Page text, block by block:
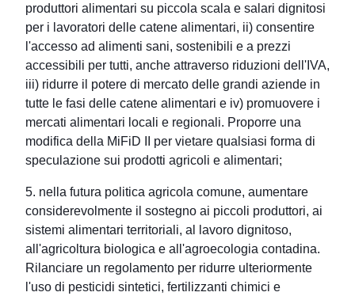
produttori alimentari su piccola scala e salari dignitosi
per i lavoratori delle catene alimentari, ii) consentire
l'accesso ad alimenti sani, sostenibili e a prezzi
accessibili per tutti, anche attraverso riduzioni dell'IVA,
iii) ridurre il potere di mercato delle grandi aziende in
tutte le fasi delle catene alimentari e iv) promuovere i
mercati alimentari locali e regionali. Proporre una
modifica della MiFiD II per vietare qualsiasi forma di
speculazione sui prodotti agricoli e alimentari;
5. nella futura politica agricola comune, aumentare
considerevolmente il sostegno ai piccoli produttori, ai
sistemi alimentari territoriali, al lavoro dignitoso,
all'agricoltura biologica e all'agroecologia contadina.
Rilanciare un regolamento per ridurre ulteriormente
l'uso di pesticidi sintetici, fertilizzanti chimici e